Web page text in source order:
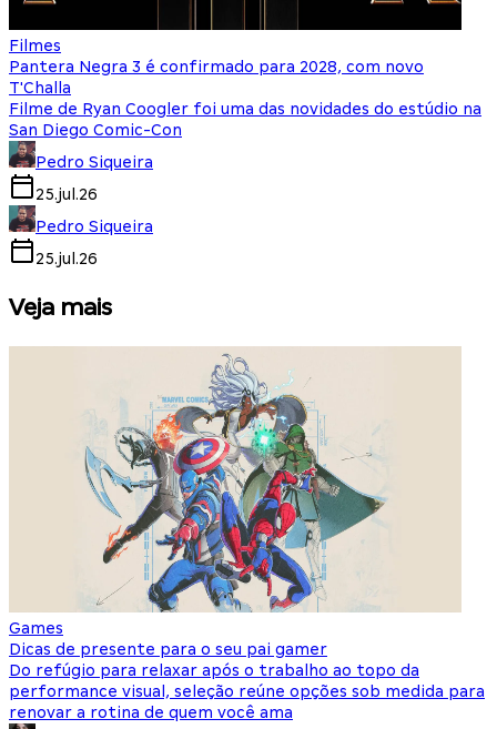
Filmes
Pantera Negra 3 é confirmado para 2028, com novo
T'Challa
Filme de Ryan Coogler foi uma das novidades do estúdio na
San Diego Comic-Con
Pedro Siqueira
25.jul.26
Pedro Siqueira
25.jul.26
Veja mais
Games
Dicas de presente para o seu pai gamer
Do refúgio para relaxar após o trabalho ao topo da
performance visual, seleção reúne opções sob medida para
renovar a rotina de quem você ama